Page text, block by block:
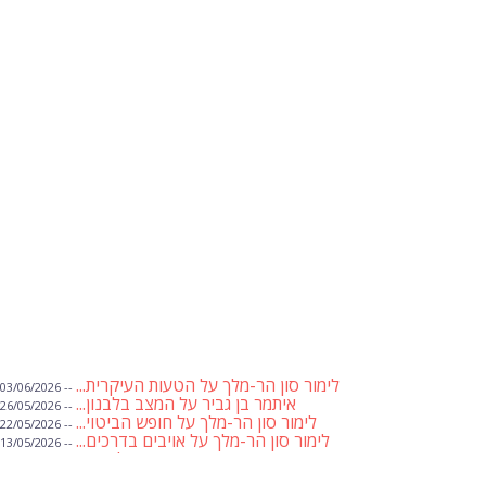
לימור סון הר-מלך על הטעות העיקרית... -- 03/06/2026
איתמר בן גביר על המצב בלבנון... -- 26/05/2026
לימור סון הר-מלך על חופש הביטוי... -- 22/05/2026
לימור סון הר-מלך על אויבים בדרכים... -- 13/05/2026
שבועת אמונים לדעאש